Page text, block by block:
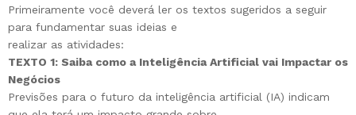
Primeiramente você deverá ler os textos sugeridos a seguir
para fundamentar suas ideias e
realizar as atividades:
TEXTO 1: Saiba como a Inteligência Artificial vai Impactar os
Negócios
Previsões para o futuro da inteligência artificial (IA) indicam